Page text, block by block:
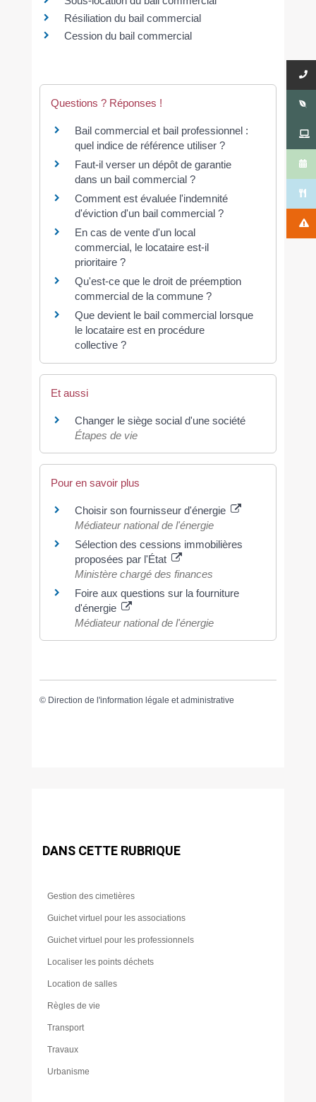
Résiliation du bail commercial
Cession du bail commercial
Questions ? Réponses !
Bail commercial et bail professionnel :
quel indice de référence utiliser ?
Faut-il verser un dépôt de garantie
dans un bail commercial ?
Comment est évaluée l'indemnité
d'éviction d'un bail commercial ?
En cas de vente d'un local
commercial, le locataire est-il
prioritaire ?
Qu'est-ce que le droit de préemption
commercial de la commune ?
Que devient le bail commercial lorsque
le locataire est en procédure
collective ?
Et aussi
Changer le siège social d'une société
Étapes de vie
Pour en savoir plus
Choisir son fournisseur d'énergie
Médiateur national de l'énergie
Sélection des cessions immobilières
proposées par l'État
Ministère chargé des finances
Foire aux questions sur la fourniture
d'énergie
Médiateur national de l'énergie
© Direction de l'information légale et administrative
DANS CETTE RUBRIQUE
Gestion des cimetières
Guichet virtuel pour les associations
Guichet virtuel pour les professionnels
Localiser les points déchets
Location de salles
Règles de vie
Transport
Travaux
Urbanisme